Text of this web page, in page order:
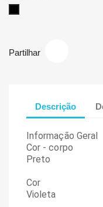
Partilhar
Descrição
Informação Geral
Cor - corpo
Preto
Cor
Violeta